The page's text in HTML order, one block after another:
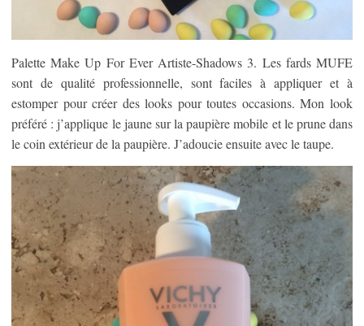
Palette Make Up For Ever Artiste-Shadows 3. Les fards MUFE
sont de qualité professionnelle, sont faciles à appliquer et à
estomper pour créer des looks pour toutes occasions. Mon look
préféré : j’applique le jaune sur la paupière mobile et le prune dans
le coin extérieur de la paupière. J’adoucie ensuite avec le taupe.